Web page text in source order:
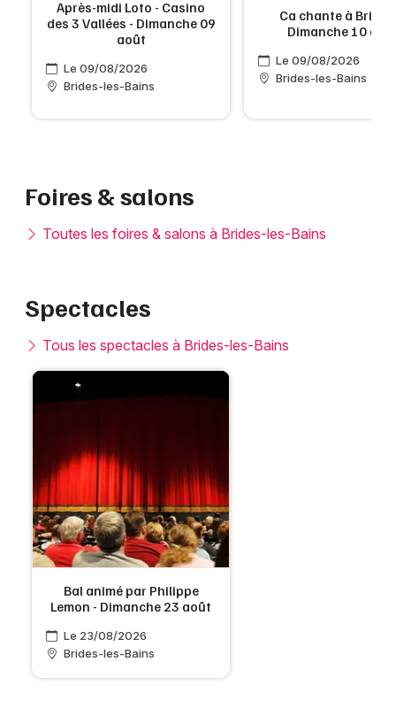
Après-midi Loto - Casino
des 3 Vallées - Dimanche 09
août
Le 09/08/2026
Brides-les-Bains
Ca chante à Brides
Dimanche 10
Le 09/08/2026
Brides-les-Bains
Foires & salons
Toutes les foires & salons à Brides-les-Bains
Spectacles
Tous les spectacles à Brides-les-Bains
Bal animé par Philippe
Lemon - Dimanche 23 août
Le 23/08/2026
Brides-les-Bains